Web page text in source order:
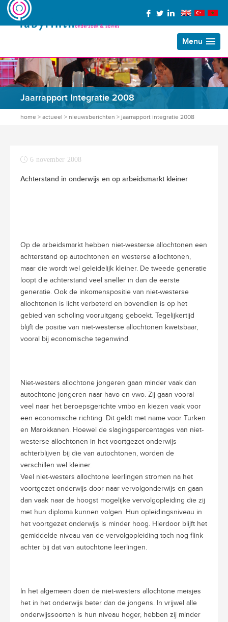
Menu
Jaarrapport Integratie 2008
home > actueel > nieuwsberichten > jaarrapport integratie 2008
6 november 2008
Achterstand in onderwijs en op arbeidsmarkt kleiner
Op de arbeidsmarkt hebben niet-westerse allochtonen een
achterstand op autochtonen en westerse allochtonen,
maar die wordt wel geleidelijk kleiner. De tweede generatie
loopt die achterstand veel sneller in dan de eerste
generatie. Ook de inkomenspositie van niet-westerse
allochtonen is licht verbeterd en bovendien is op het
gebied van scholing vooruitgang geboekt. Tegelijkertijd
blijft de positie van niet-westerse allochtonen kwetsbaar,
vooral bij economische tegenwind.
Niet-westers allochtone jongeren gaan minder vaak dan
autochtone jongeren naar havo en vwo. Zij gaan vooral
veel naar het beroepsgerichte vmbo en kiezen vaak voor
een economische richting. Dit geldt met name voor Turken
en Marokkanen. Hoewel de slagingspercentages van niet-
westerse allochtonen in het voortgezet onderwijs
achterblijven bij die van autochtonen, worden de
verschillen wel kleiner.
Veel niet-westers allochtone leerlingen stromen na het
voortgezet onderwijs door naar vervolgonderwijs en gaan
dan vaak naar de hoogst mogelijke vervolgopleiding die zij
met hun diploma kunnen volgen. Hun opleidingsniveau in
het voortgezet onderwijs is minder hoog. Hierdoor blijft het
gemiddelde niveau van de vervolgopleiding toch nog flink
achter bij dat van autochtone leerlingen.
In het algemeen doen de niet-westers allochtone meisjes
het in het onderwijs beter dan de jongens. In vrijwel alle
onderwijssoorten is hun niveau hoger, hebben zij minder